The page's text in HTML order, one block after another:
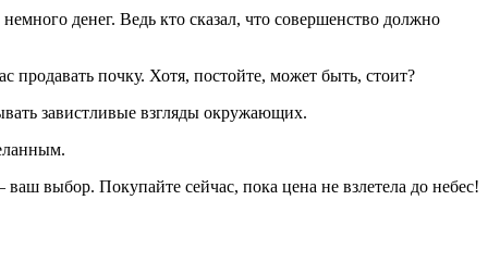
денег. Ведь кто сказал, что совершенство должно
продавать почку. Хотя, постойте, может быть, стоит?
завистливые взгляды окружающих.
выбор. Покупайте сейчас, пока цена не взлетела до небес!